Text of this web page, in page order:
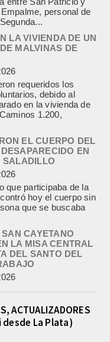
MALVINAS DE
requeridos los
debido al
en la vivienda de
1.200,
EL CUERPO DEL
EN
SALADILLO
que participaba de la
hoy el cuerpo sin
que se buscaba
CAYETANO
LA MISA CENTRAL
DEL SANTO DEL
Cayetano, de Salgado
el centro de la
la fiesta del santo del...
100 SORTEOS Y
DE REPARTO, SE
FIESTA DEL DIA
LUIS
ACTUALIZADORES
La Plata)